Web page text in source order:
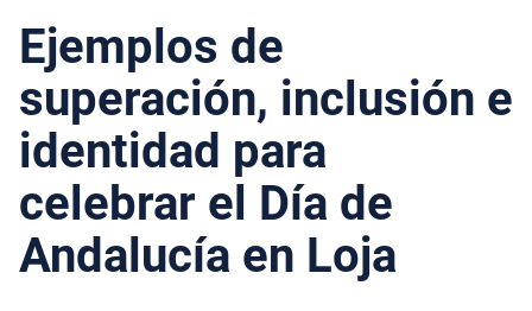
Ejemplos de
superación, inclusión e
identidad para
celebrar el Día de
Andalucía en Loja